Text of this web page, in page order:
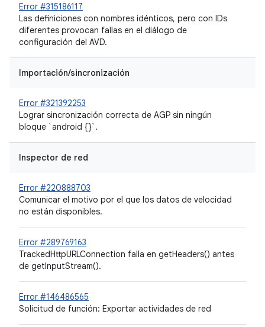
Error #315186117
Las definiciones con nombres idénticos, pero con IDs
diferentes provocan fallas en el diálogo de
configuración del AVD.
Importación/sincronización
Error #321392253
Lograr sincronización correcta de AGP sin ningún
bloque `android {}`.
Inspector de red
Error #220888703
Comunicar el motivo por el que los datos de velocidad
no están disponibles.
Error #289769163
TrackedHttpURLConnection falla en getHeaders() antes
de getInputStream().
Error #146486565
Solicitud de función: Exportar actividades de red